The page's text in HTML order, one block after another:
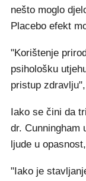
nešto moglo
Placebo efekt
"Korištenje
psihološku
pristup
Iako se čini da
dr. Cunningham
ljude u
"Iako je